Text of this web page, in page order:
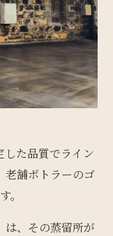
した品質でライン
老舗ボトラーのゴ
。
は、その蒸留所が